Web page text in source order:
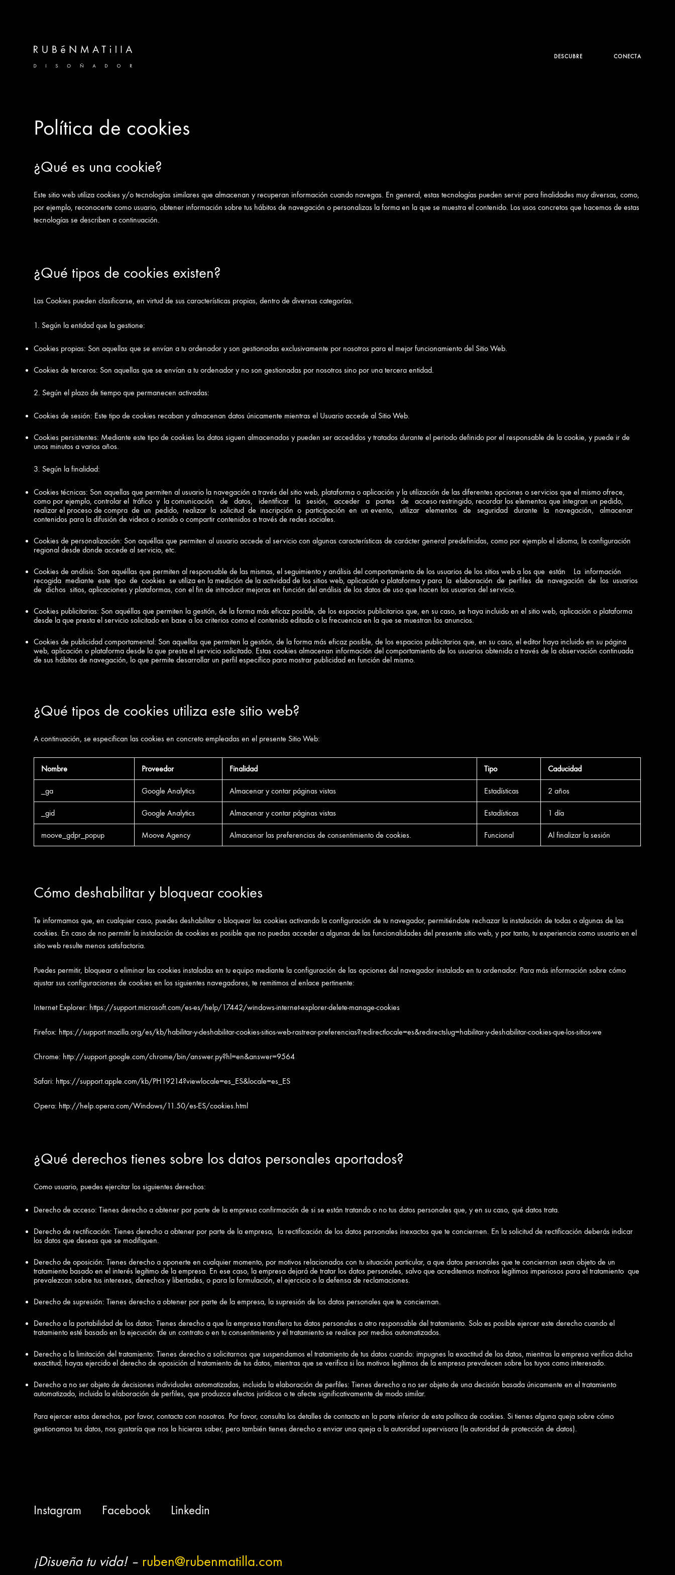
DESCUBRE CONECTA
Política de cookies
¿Qué es una cookie?
Este sitio web utiliza cookies y/o tecnologías similares que almacenan y recuperan información cuando navegas. En general, estas tecnologías pueden servir para finalidades muy diversas, como,
por ejemplo, reconocerte como usuario, obtener información sobre tus hábitos de navegación o personalizas la forma en la que se muestra el contenido. Los usos concretos que hacemos de estas
tecnologías se describen a continuación.
¿Qué tipos de cookies existen?
Las Cookies pueden clasificarse, en virtud de sus características propias, dentro de diversas categorías.
1. Según la entidad que la gestione:
Cookies propias: Son aquellas que se envían a tu ordenador y son gestionadas exclusivamente por nosotros para el mejor funcionamiento del Sitio Web.
Cookies de terceros: Son aquellas que se envían a tu ordenador y no son gestionadas por nosotros sino por una tercera entidad.
2. Según el plazo de tiempo que permanecen activadas:
Cookies de sesión: Este tipo de cookies recaban y almacenan datos únicamente mientras el Usuario accede al Sitio Web.
Cookies persistentes: Mediante este tipo de cookies los datos siguen almacenados y pueden ser accedidos y tratados durante el periodo definido por el responsable de la cookie, y puede ir de
unos minutos a varios años.
3. Según la finalidad:
Cookies técnicas: Son aquellas que permiten al usuario la navegación a través del sitio web, plataforma o aplicación y la utilización de las diferentes opciones o servicios que el mismo ofrece,
como por ejemplo, controlar el tráfico y la comunicación de datos, identificar la sesión, acceder a partes de acceso restringido, recordar los elementos que integran un pedido,
realizar el proceso de compra de un pedido, realizar la solicitud de inscripción o participación en un evento, utilizar elementos de seguridad durante la navegación, almacenar
contenidos para la difusión de videos o sonido o compartir contenidos a través de redes sociales.
Cookies de personalización: Son aquéllas que permiten al usuario accede al servicio con algunas características de carácter general predefinidas, como por ejemplo el idioma, la configuración
regional desde donde accede al servicio, etc.
Cookies de análisis: Son aquéllas que permiten al responsable de las mismas, el seguimiento y análisis del comportamiento de los usuarios de los sitios web a los que están La información
recogida mediante este tipo de cookies se utiliza en la medición de la actividad de los sitios web, aplicación o plataforma y para la elaboración de perfiles de navegación de los usuarios
de dichos sitios, aplicaciones y plataformas, con el fin de introducir mejoras en función del análisis de los datos de uso que hacen los usuarios del servicio.
Cookies publicitarias: Son aquéllas que permiten la gestión, de la forma más eficaz posible, de los espacios publicitarios que, en su caso, se haya incluido en el sitio web, aplicación o plataforma
desde la que presta el servicio solicitado en base a los criterios como el contenido editado o la frecuencia en la que se muestran los anuncios.
Cookies de publicidad comportamental: Son aquellas que permiten la gestión, de la forma más eficaz posible, de los espacios publicitarios que, en su caso, el editor haya incluido en su página
web, aplicación o plataforma desde la que presta el servicio solicitado. Estas cookies almacenan información del comportamiento de los usuarios obtenida a través de la observación continuada
de sus hábitos de navegación, lo que permite desarrollar un perfil específico para mostrar publicidad en función del mismo.
¿Qué tipos de cookies utiliza este sitio web?
A continuación, se especifican las cookies en concreto empleadas en el presente Sitio Web:
Nombre Proveedor Finalidad Tipo Caducidad
_ga Google Analytics Almacenar y contar páginas vistas Estadísticas 2 años
_gid Google Analytics Almacenar y contar páginas vistas Estadísticas 1 día
moove_gdpr_popup Moove Agency Almacenar las preferencias de consentimiento de cookies. Funcional Al finalizar la sesión
Cómo deshabilitar y bloquear cookies
Te informamos que, en cualquier caso, puedes deshabilitar o bloquear las cookies activando la configuración de tu navegador, permitiéndote rechazar la instalación de todas o algunas de las
cookies. En caso de no permitir la instalación de cookies es posible que no puedas acceder a algunas de las funcionalidades del presente sitio web, y por tanto, tu experiencia como usuario en el
sitio web resulte menos satisfactoria.
Puedes permitir, bloquear o eliminar las cookies instaladas en tu equipo mediante la configuración de las opciones del navegador instalado en tu ordenador. Para más información sobre cómo
ajustar sus configuraciones de cookies en los siguientes navegadores, te remitimos al enlace pertinente:
Internet Explorer: https://support.microsoft.com/es-es/help/17442/windows-internet-explorer-delete-manage-cookies
Firefox: https://support.mozilla.org/es/kb/habilitar-y-deshabilitar-cookies-sitios-web-rastrear-preferencias?redirectlocale=es&redirectslug=habilitar-y-deshabilitar-cookies-que-los-sitios-we
Chrome: http://support.google.com/chrome/bin/answer.py?hl=en&answer=9564
Safari: https://support.apple.com/kb/PH19214?viewlocale=es_ES&locale=es_ES
Opera: http://help.opera.com/Windows/11.50/es-ES/cookies.html
¿Qué derechos tienes sobre los datos personales aportados?
Como usuario, puedes ejercitar los siguientes derechos:
Derecho de acceso: Tienes derecho a obtener por parte de la empresa confirmación de si se están tratando o no tus datos personales que, y en su caso, qué datos trata.
Derecho de rectificación: Tienes derecho a obtener por parte de la empresa, la rectificación de los datos personales inexactos que te conciernen. En la solicitud de rectificación deberás indicar
los datos que deseas que se modifiquen.
Derecho de oposición: Tienes derecho a oponerte en cualquier momento, por motivos relacionados con tu situación particular, a que datos personales que te conciernan sean objeto de un
tratamiento basado en el interés legítimo de la empresa. En ese caso, la empresa dejará de tratar los datos personales, salvo que acreditemos motivos legítimos imperiosos para el tratamiento que
prevalezcan sobre tus intereses, derechos y libertades, o para la formulación, el ejercicio o la defensa de reclamaciones.
Derecho de supresión: Tienes derecho a obtener por parte de la empresa, la supresión de los datos personales que te conciernan.
Derecho a la portabilidad de los datos: Tienes derecho a que la empresa transfiera tus datos personales a otro responsable del tratamiento. Solo es posible ejercer este derecho cuando el
tratamiento esté basado en la ejecución de un contrato o en tu consentimiento y el tratamiento se realice por medios automatizados.
Derecho a la limitación del tratamiento: Tienes derecho a solicitarnos que suspendamos el tratamiento de tus datos cuando: impugnes la exactitud de los datos, mientras la empresa verifica dicha
exactitud; hayas ejercido el derecho de oposición al tratamiento de tus datos, mientras que se verifica si los motivos legítimos de la empresa prevalecen sobre los tuyos como interesado.
Derecho a no ser objeto de decisiones individuales automatizadas, incluida la elaboración de perfiles: Tienes derecho a no ser objeto de una decisión basada únicamente en el tratamiento
automatizado, incluida la elaboración de perfiles, que produzca efectos jurídicos o te afecte significativamente de modo similar.
Para ejercer estos derechos, por favor, contacta con nosotros. Por favor, consulta los detalles de contacto en la parte inferior de esta política de cookies. Si tienes alguna queja sobre cómo
gestionamos tus datos, nos gustaría que nos la hicieras saber, pero también tienes derecho a enviar una queja a la autoridad supervisora (la autoridad de protección de datos).
Instagram Facebook Linkedin
¡Disueña tu vida! – ruben@rubenmatilla.com